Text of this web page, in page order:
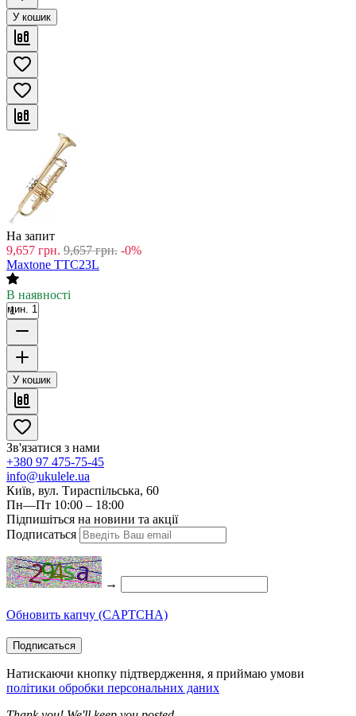
У кошик
На запит
9,657 грн. 9,657 грн. -0%
Maxtone TTC23L
В наявності
мин. 1
У кошик
Зв'язатися з нами
+380 97 475-75-45
info@ukulele.ua
Київ, вул. Тираспільська, 60
Пн—Пт 10:00 – 18:00
Підпишіться на новини та акції
Подписаться
→
Обновить капчу (CAPTCHA)
Подписаться
Натискаючи кнопку підтвердження, я приймаю умови
політики обробки персональних даних